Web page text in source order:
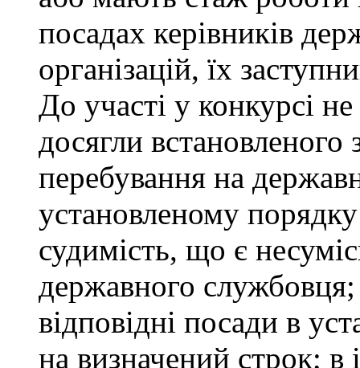
посадах керівників
організацій, їх
До участі у конкурсі
досягли встановленого
перебування на
установленому
судимість, що є
державного службовця;
відповідні посади в
на визначений строк;